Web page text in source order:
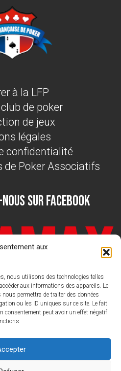
aux
nous utilisons des technologies telles
aux informations des appareils. Le
permettra de traiter des données
ou les ID uniques sur ce site. Le fait
consentement peut avoir un effet négatif
à la LFP
de poker
de jeux
légales
confidentialité
de Poker Associatifs
sur Facebook